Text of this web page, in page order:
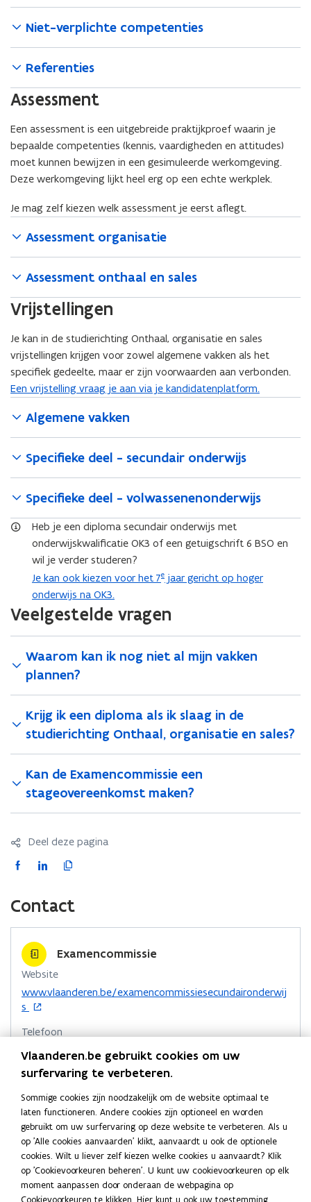
e
d
o
p
e
t
e
v
e
n
s
)
Niet-verplichte competenties
Referenties
Assessment
Een assessment is een uitgebreide praktijkproef waarin je
bepaalde competenties (kennis, vaardigheden en attitudes)
moet kunnen bewijzen in een gesimuleerde werkomgeving.
Deze werkomgeving lijkt heel erg op een echte werkplek.
Je mag zelf kiezen welk assessment je eerst aflegt.
Assessment organisatie
Assessment onthaal en sales
Vrijstellingen
Je kan in de studierichting Onthaal, organisatie en sales
vrijstellingen krijgen voor zowel algemene vakken als het
specifiek gedeelte, maar er zijn voorwaarden aan verbonden.
Een vrijstelling vraag je aan via je kandidatenplatform.
Algemene vakken
Specifieke deel - secundair onderwijs
Specifieke deel - volwassenenonderwijs
Heb je een diploma secundair onderwijs met
onderwijskwalificatie OK3 of een getuigschrift 6 BSO en
wil je verder studeren?
Je kan ook kiezen voor het 7e jaar gericht op hoger
onderwijs na OK3.
Veelgestelde vragen
Waarom kan ik nog niet al mijn vakken
plannen?
Krijg ik een diploma als ik slaag in de
studierichting Onthaal, organisatie en sales?
Kan de Examencommissie een
stageovereenkomst maken?
Deel deze pagina
F
c
e
b
L
k
e
d
i
n
o
p
e
t
n
n
i
e
w
v
K
i
e
e
i
k
a
a
r
k
l
e
b
o
Contact
Examencommissie
Website
www.vlaanderen.be/examencommissiesecundaironderwij
s
o
p
n
t
n
n
i
e
u
w
v
e
n
Telefoon
1700
Adres
Agentschap voor Hoger Onderwijs,
Volwassenenonderwijs, Kwalificaties en Studietoelagen
Examencommissie
Consciencegebouw
Koning Albert II laan 15 bus 131, 1210 Brussel, België
Routeplanner
o
p
Meer details
Vlaanderen.be gebruikt cookies om uw
surfervaring te verbeteren.
Sommige cookies zijn noodzakelijk om de website optimaal te
laten functioneren. Andere cookies zijn optioneel en worden
gebruikt om uw surfervaring op deze website te verbeteren. Als u
op 'Alle cookies aanvaarden' klikt, aanvaardt u ook de optionele
cookies. Wilt u liever zelf kiezen welke cookies u aanvaardt? Klik
op 'Cookievoorkeuren beheren'. U kunt uw cookievoorkeuren op elk
moment aanpassen door onderaan de webpagina op
Cookievoorkeuren te klikken. Hier kunt u ook uw toestemming